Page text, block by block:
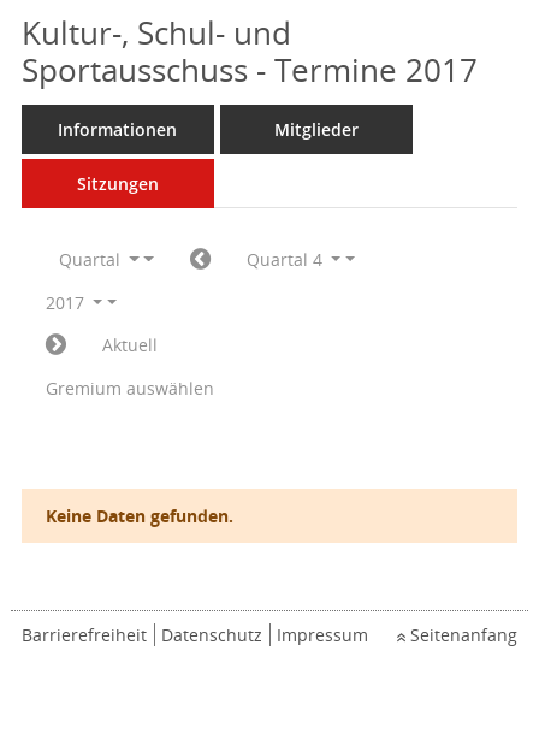
Kultur-, Schul- und
Sportausschuss - Termine 2017
Informationen Mitglieder
Sitzungen
Quartal
Quartal 4
2017
Aktuell
Gremium auswählen
Keine Daten gefunden.
Barrierefreiheit Datenschutz Impressum Seitenanfang